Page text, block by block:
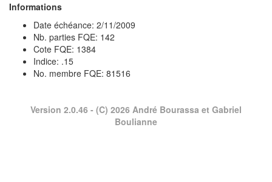
Informations
Date échéance: 2/11/2009
Nb. parties FQE: 142
Cote FQE: 1384
Indice: .15
No. membre FQE: 81516
Version 2.0.46 - (C) 2026 André Bourassa et Gabriel
Boulianne